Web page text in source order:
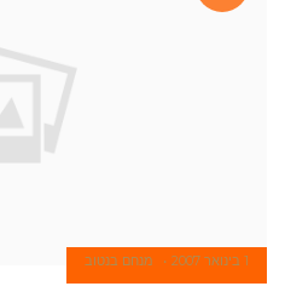
1 בינואר 2007 מנחם בנטוב